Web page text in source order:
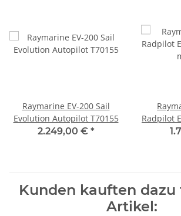
Raymarine EV-200 Sail
Evolution Autopilot T70155
2.249,00 € *
Radpilot
Kunden kauften dazu
Artikel: